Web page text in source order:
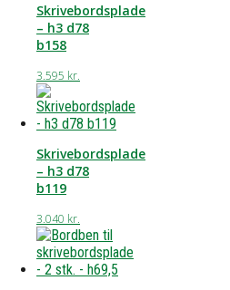
Skrivebordsplade
– h3 d78
b158
3.595 kr.
Skrivebordsplade
– h3 d78
b119
3.040 kr.